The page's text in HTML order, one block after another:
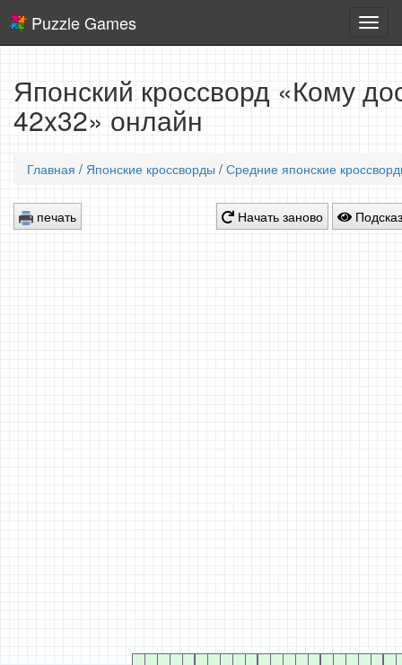
игры
Puzzle Games
Японский кроссворд «Кому
42x32» онлайн
Главная / Японские кроссворды / Средние японские
печать Начать заново